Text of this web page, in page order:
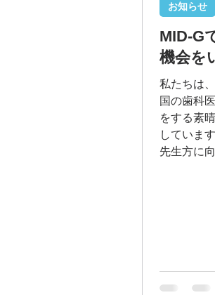
DiSC®︎研修
MID-G
機会を
私たちは
国の歯科
をする素
していま
先生方に
お知らせ